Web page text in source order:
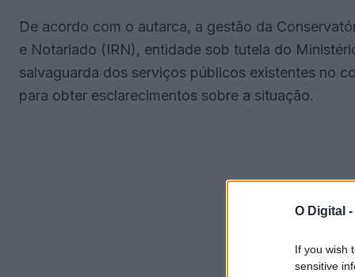
O Digital -
If you wish
sensitive
De acordo com o autarca, a gestão da
e Notariado (IRN), entidade sob tutela do
salvaguarda dos serviços públicos existentes no
para obter esclarecimentos sobre a situação.